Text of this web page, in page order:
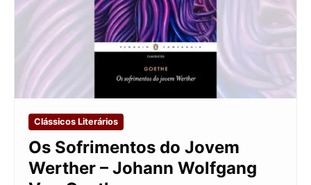
Clássicos Literários
Os Sofrimentos do Jovem
Werther – Johann Wolfgang